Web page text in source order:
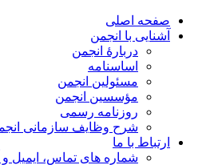
صفحه اصلی
آشنایی با انجمن
دربارۀ انجمن
اساسنامه
مسئولین انجمن
مؤسسین انجمن
روزنامه رسمی
شرح وظایف سازمانی انجمن
ارتباط با ما
شماره های تماس، ایمیل و